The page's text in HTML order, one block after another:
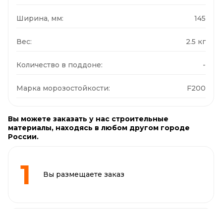
Ширина, мм: 145
Вес: 2.5 кг
Количество в поддоне: -
Марка морозостойкости: F200
Вы можете заказать у нас строительные
материалы, находясь в любом другом городе
России.
Вы размещаете заказ